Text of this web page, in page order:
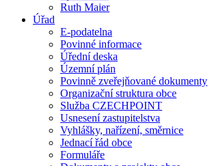
Ruth Maier
Úřad
E-podatelna
Povinné informace
Úřední deska
Územní plán
Povinně zveřejňované dokumenty
Organizační struktura obce
Služba CZECHPOINT
Usnesení zastupitelstva
Vyhlášky, nařízení, směrnice
Jednací řád obce
Formuláře